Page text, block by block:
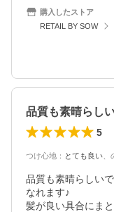
購入したストア
RETAIL BY SOW
5
つけ心地 ： とても良い
品質も素晴らしい
なれます♪
髪が良い具合にま